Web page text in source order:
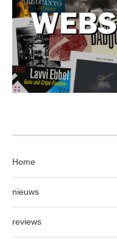
Home
nieuws
reviews